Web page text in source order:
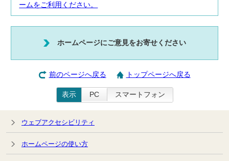
ームをご利用ください。
ホームページにご意見をお寄せください
前のページへ戻る トップページへ戻る
表示 PC スマートフォン
ウェブアクセシビリティ
ホームページの使い方